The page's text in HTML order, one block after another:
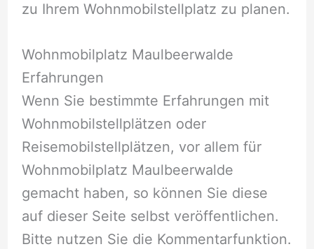
zu Ihrem Wohnmobilstellplatz zu planen.
Wohnmobilplatz Maulbeerwalde
Erfahrungen
Wenn Sie bestimmte Erfahrungen mit
Wohnmobilstellplätzen oder
Reisemobilstellplätzen, vor allem für
Wohnmobilplatz Maulbeerwalde
gemacht haben, so können Sie diese
auf dieser Seite selbst veröffentlichen.
Bitte nutzen Sie die Kommentarfunktion.